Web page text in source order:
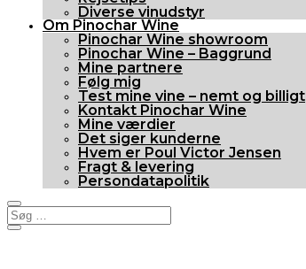
Diverse vinudstyr
Om Pinochar Wine
Pinochar Wine showroom
Pinochar Wine – Baggrund
Mine partnere
Følg mig
Test mine vine – nemt og billigt
Kontakt Pinochar Wine
Mine værdier
Det siger kunderne
Hvem er Poul Victor Jensen
Fragt & levering
Persondatapolitik